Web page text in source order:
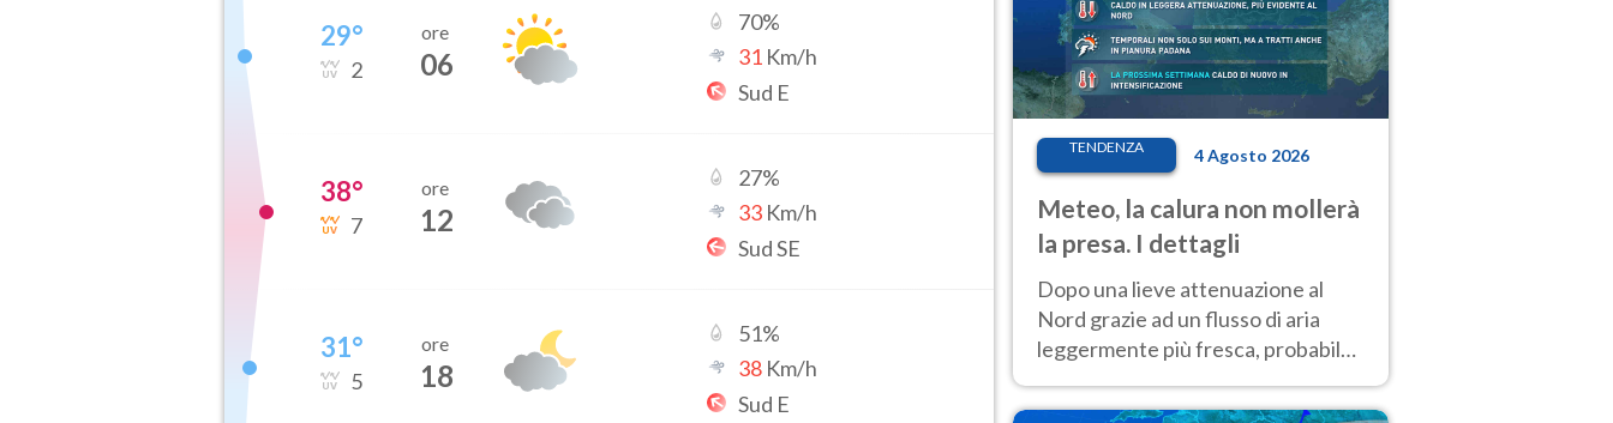
29°
2
ore
06
70%
31 Km/h
Sud E
38°
7
ore
12
27%
33 Km/h
Sud SE
31°
5
ore
18
51%
38 Km/h
Sud E
TENDENZA 4 Agosto 2026
Meteo, la calura non mollerà
la presa. I dettagli
Dopo una lieve attenuazione al
Nord grazie ad un flusso di aria
leggermente più fresca, probabile
africano entro Ferragosto